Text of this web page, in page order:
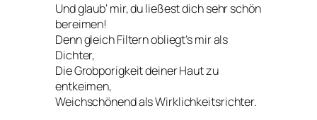
Und glaub‘ mir, du ließest dich sehr schön
bereimen!
Denn gleich Filtern obliegt’s mir als
Dichter,
Die Grobporigkeit deiner Haut zu
entkeimen,
Weichschönend als Wirklichkeitsrichter.